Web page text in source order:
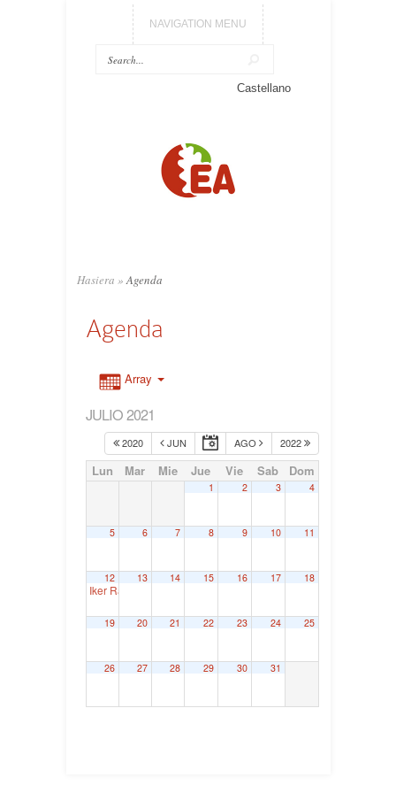
NAVIGATION MENU
Castellano
Hasiera » Agenda
Agenda
Array
JULIO 2021
2020 JUN AGO 2022
Lun Mar Mie Jue Vie Sab Dom
1 2 3 4
5 6 7 8 9 10 11
12
Iker Rahona. Juntas Generales de Bizkaia
13 14 15 16 17 18
19 20 21 22 23 24 25
26 27 28 29 30 31